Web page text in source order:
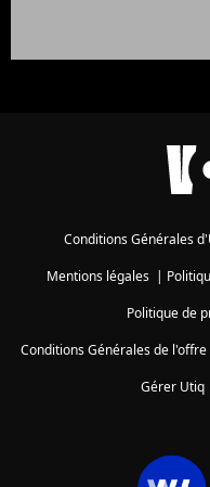
Conditions Générales
Mentions légales|
Politique de
Conditions Générales de
Gérer Utiq